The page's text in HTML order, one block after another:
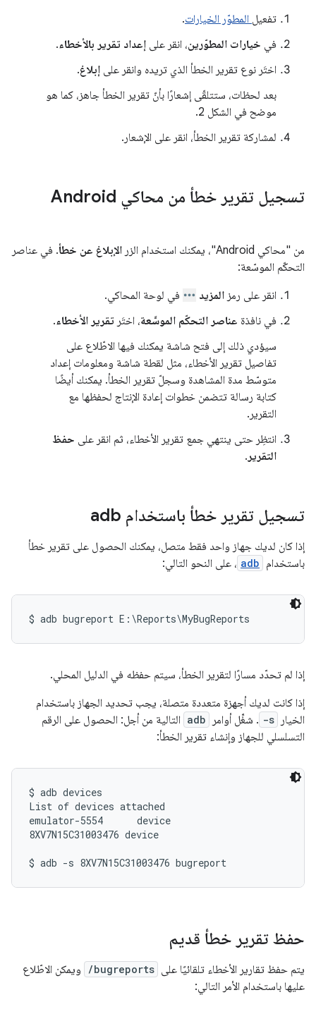
تفعيل المطوّر الخيارات.
في خيارات المطوّرين، انقر على إعداد تقرير بالأخطاء.
اختَر نوع تقرير الخطأ الذي تريده وانقر على إبلاغ.
بعد لحظات، ستتلقّى إشعارًا بأنّ تقرير الخطأ جاهز، كما هو
موضح في الشكل 2.
لمشاركة تقرير الخطأ، انقر على الإشعار.
تسجيل تقرير خطأ من محاكي Android
من "محاكي Android"، يمكنك استخدام الزر الإبلاغ عن خطأ. في عناصر
التحكّم الموسّعة:
انقر على رمز المزيد
في لوحة المحاكي.
في نافذة عناصر التحكّم الموسَّعة، اختَر تقرير الأخطاء.
سيؤدي ذلك إلى فتح شاشة يمكنك فيها الاطّلاع على
تفاصيل تقرير الأخطاء، مثل لقطة شاشة ومعلومات إعداد
متوسّط مدة المشاهدة وسجلّ تقرير الخطأ. يمكنك أيضًا
كتابة رسالة تتضمن خطوات إعادة الإنتاج لحفظها مع
التقرير.
انتظِر حتى ينتهي جمع تقرير الأخطاء، ثم انقر على حفظ
التقرير .
تسجيل تقرير خطأ باستخدام adb
إذا كان لديك جهاز واحد فقط متصل، يمكنك الحصول على تقرير خطأ
باستخدام adb ، على النحو التالي:
إذا لم تحدّد مسارًا لتقرير الخطأ، سيتم حفظه في الدليل المحلي.
إذا كانت لديك أجهزة متعددة متصلة، يجب تحديد الجهاز باستخدام
الخيار
-s . شغِّل أوامر adb التالية من أجل: الحصول على الرقم
التسلسلي للجهاز وإنشاء تقرير الخطأ:
$ adb devices
List of devices attached
emulator-5554      device
8XV7N15C31003476 device
حفظ تقرير خطأ قديم
يتم حفظ تقارير الأخطاء تلقائيًا على /bugreports
ويمكن الاطّلاع
عليها باستخدام الأمر التالي: